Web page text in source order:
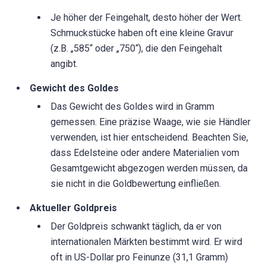
Je höher der Feingehalt, desto höher der Wert.
Schmuckstücke haben oft eine kleine Gravur
(z.B. „585“ oder „750“), die den Feingehalt
angibt.
Gewicht des Goldes
Das Gewicht des Goldes wird in Gramm
gemessen. Eine präzise Waage, wie sie Händler
verwenden, ist hier entscheidend. Beachten Sie,
dass Edelsteine oder andere Materialien vom
Gesamtgewicht abgezogen werden müssen, da
sie nicht in die Goldbewertung einfließen.
Aktueller Goldpreis
Der Goldpreis schwankt täglich, da er von
internationalen Märkten bestimmt wird. Er wird
oft in US-Dollar pro Feinunze (31,1 Gramm)